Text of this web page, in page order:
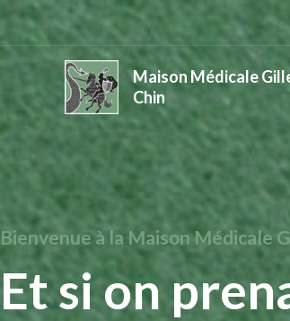
Maison Médicale
Chin
Bienvenue à la Maison Médicale
Et si on